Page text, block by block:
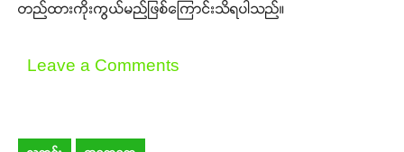
တည်ထားကိုးကွယ်မည်ဖြစ်ကြောင်းသိရပါသည်။
Leave a Comments